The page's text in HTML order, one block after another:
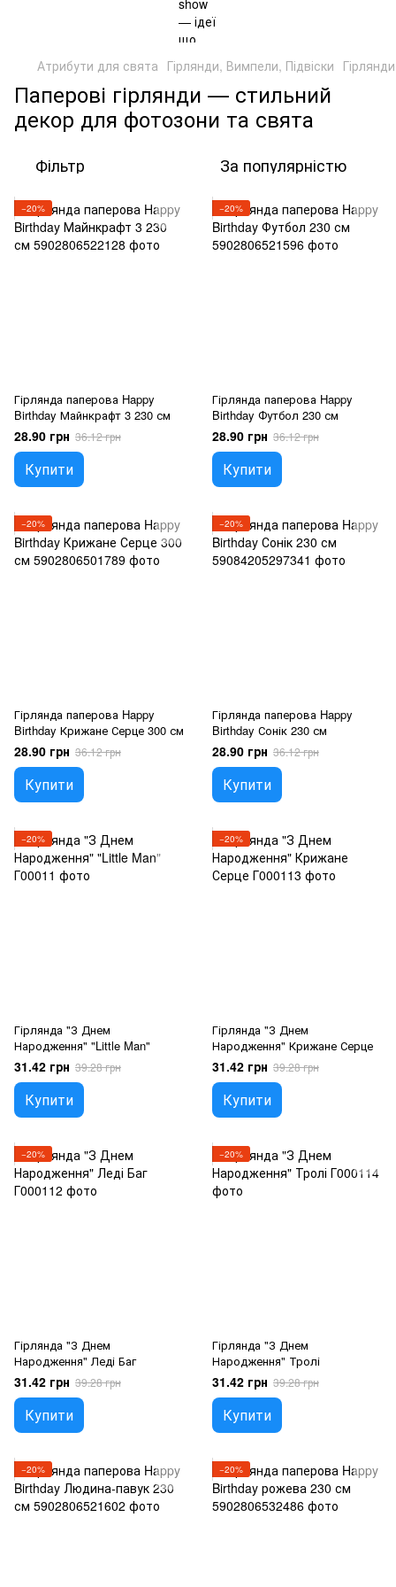
Атрибути для свята Гірлянди, Вимпели, Підвіски Гірлянди
Паперові гірлянди — стильний
декор для фотозони та свята
Фільтр За популярністю
−20%
Гірлянда паперова Happy
Birthday Майнкрафт 3 230 см
28.90 грн 36.12 грн
Купити
−20%
Гірлянда паперова Happy
Birthday Футбол 230 см
28.90 грн 36.12 грн
Купити
−20%
Гірлянда паперова Happy
Birthday Крижане Серце 300 см
28.90 грн 36.12 грн
Купити
−20%
Гірлянда паперова Happy
Birthday Сонік 230 см
28.90 грн 36.12 грн
Купити
−20%
Гірлянда "З Днем
Народження" "Little Man"
31.42 грн 39.28 грн
Купити
−20%
Гірлянда "З Днем
Народження" Крижане Серце
31.42 грн 39.28 грн
Купити
−20%
Гірлянда "З Днем
Народження" Леді Баг
31.42 грн 39.28 грн
Купити
−20%
Гірлянда "З Днем
Народження" Тролі
31.42 грн 39.28 грн
Купити
−20% −20%